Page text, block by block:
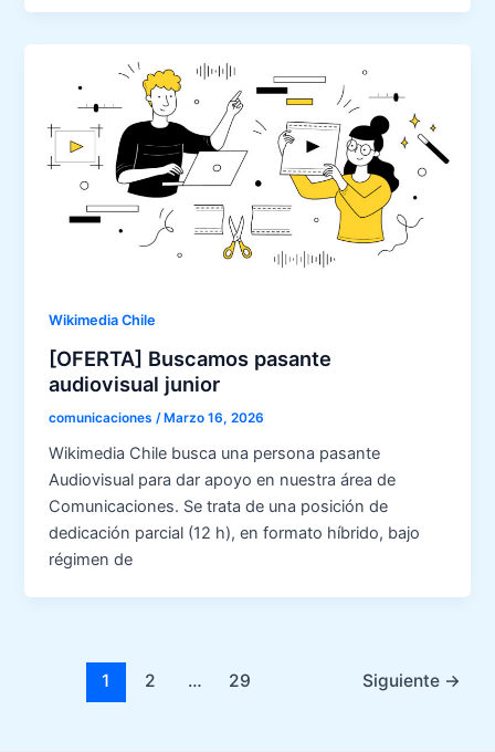
Wikimedia Chile
[OFERTA] Buscamos pasante
audiovisual junior
comunicaciones /Marzo 16, 2026
Wikimedia Chile busca una persona pasante
Audiovisual para dar apoyo en nuestra área de
Comunicaciones. Se trata de una posición de
dedicación parcial (12 h), en formato híbrido, bajo
régimen de
1 2 … 29 Siguiente →